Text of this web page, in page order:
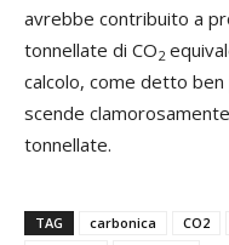
avrebbe contribuito a
tonnellate di CO2
calcolo, come detto
scende
tonnellate.
TAG carbonica CO2